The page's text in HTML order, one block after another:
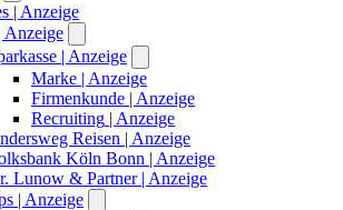
| Anzeige
| Anzeige
| Anzeige
Marke | Anzeige
Firmenkunde | Anzeige
Recruiting | Anzeige
Reisen | Anzeige
Köln Bonn | Anzeige
Lunow & Partner| Anzeige
| Anzeige